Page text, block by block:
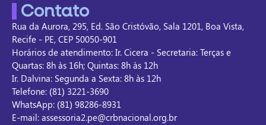
Contato
Rua da Aurora, 295, Ed. São Cristóvão, Sala 1201, Boa Vista,
Recife - PE, CEP 50050-901
Horários de atendimento: Ir. Cicera - Secretaria: Terças e
Quartas: 8h às 16h; Quintas: 8h às 12h
Ir. Dalvina: Segunda a Sexta: 8h às 12h
Telefone: (81) 3221-3690
WhatsApp: (81) 98286-8931
E-mail: assessoria2.pe@crbnacional.org.br